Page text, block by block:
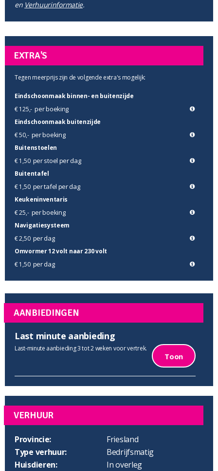
en Verhuurinformatie.
EXTRA'S
Tegen meerprijs zijn de volgende extra's mogelijk:
Eindschoonmaak binnen- en buitenzijde
€ 125,-per boeking
Eindschoonmaak buitenzijde
€ 50,- per boeking
Buitenstoelen
€ 1,50 per stoel per dag
Buitentafel
€ 1,50 per tafel per dag
Keukeninventaris
€ 25,- per boeking
Navigatiesysteem
€ 2,50 per dag
Omvormer 12 volt naar 230 volt
€ 1,50 per dag
AANBIEDINGEN
Last minute aanbieding
Last-minute aanbieding 3 tot 2 weken voor vertrek.
Toon
VERHUUR
Provincie:
Friesland
Type verhuur:
Bedrijfsmatig
Huisdieren:
In overleg